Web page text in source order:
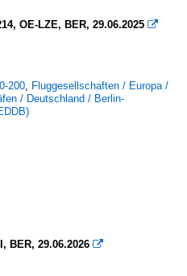
OE-LZE, BER, 29.06.2025 
200, Fluggesellschaften / Europa /
/ Deutschland / Berlin-
BER, 29.06.2026 